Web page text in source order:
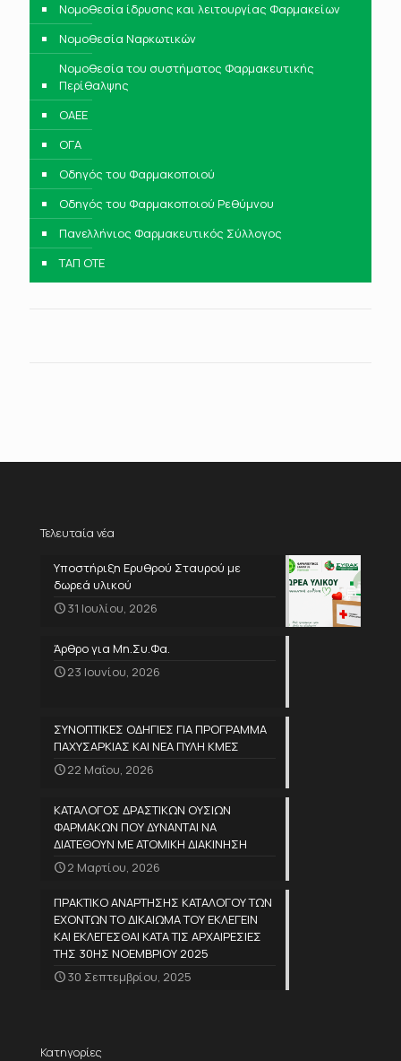
Νομοθεσία ίδρυσης και λειτουργίας Φαρμακείων
Νομοθεσία Ναρκωτικών
Νομοθεσία του συστήματος Φαρμακευτικής
Περίθαλψης
ΟΑΕΕ
ΟΓΑ
Οδηγός του Φαρμακοποιού
Οδηγός του Φαρμακοποιού Ρεθύμνου
Πανελλήνιος Φαρμακευτικός Σύλλογος
ΤΑΠ ΟΤΕ
Τελευταία νέα
Υποστήριξη Ερυθρού Σταυρού με
δωρεά υλικού
31 Ιουλίου, 2026
Άρθρο για Μη.Συ.Φα.
23 Ιουνίου, 2026
ΣΥΝΟΠΤΙΚΕΣ ΟΔΗΓΙΕΣ ΓΙΑ ΠΡΟΓΡΑΜΜΑ
ΠΑΧΥΣΑΡΚΙΑΣ ΚΑΙ ΝΕΑ ΠΥΛΗ ΚΜΕΣ
22 Μαΐου, 2026
ΚΑΤΑΛΟΓΟΣ ΔΡΑΣΤΙΚΩΝ ΟΥΣΙΩΝ
ΦΑΡΜΑΚΩΝ ΠΟΥ ΔΥΝΑΝΤΑΙ ΝΑ
ΔΙΑΤΕΘΟΥΝ ΜΕ ΑΤΟΜΙΚΗ ΔΙΑΚΙΝΗΣΗ
2 Μαρτίου, 2026
ΠΡΑΚΤΙΚΟ ΑΝΑΡΤΗΣΗΣ ΚΑΤΑΛΟΓΟΥ ΤΩΝ
ΕΧΟΝΤΩΝ ΤΟ ΔΙΚΑΙΩΜΑ ΤΟΥ ΕΚΛΕΓΕΙΝ
ΚΑΙ ΕΚΛΕΓΕΣΘΑΙ ΚΑΤΑ ΤΙΣ ΑΡΧΑΙΡΕΣΙΕΣ
ΤΗΣ 30ΗΣ ΝΟΕΜΒΡΙΟΥ 2025
30 Σεπτεμβρίου, 2025
Κατηγορίες